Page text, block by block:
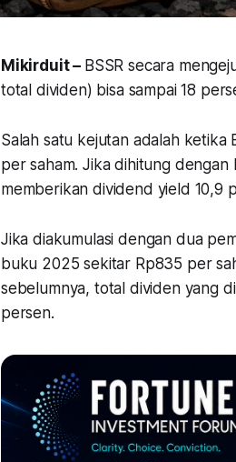
Mikirduit – BSSR secara
total dividen) bisa sampai 18
Salah satu kejutan adalah ketika
per saham. Jika dihitung
memberikan dividend yield 10,9
Jika diakumulasi dengan dua
buku 2025 sekitar Rp835 per
sebelumnya, total dividen yang
persen.